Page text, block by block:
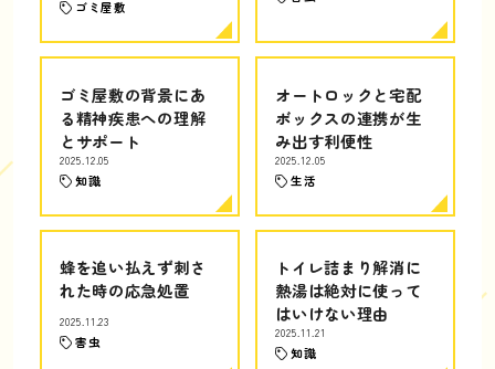
ゴミ屋敷
ゴミ屋敷の背景にあ
る精神疾患への理解
とサポート
2025.12.05
知識
オートロックと宅配
ボックスの連携が生
み出す利便性
2025.12.05
生活
蜂を追い払えず刺さ
れた時の応急処置
2025.11.23
害虫
トイレ詰まり解消に
熱湯は絶対に使って
はいけない理由
2025.11.21
知識